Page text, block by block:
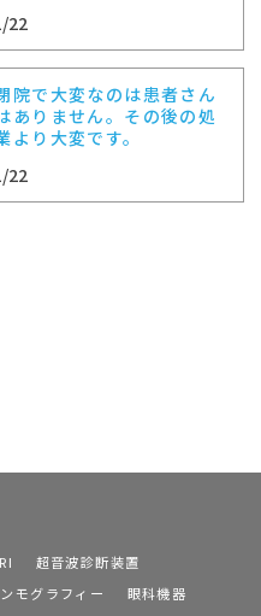
22
院で大変なのは患者さん
ありません。その後の処
より大変です。
22
超音波診断装置
モグラフィー
眼科機器